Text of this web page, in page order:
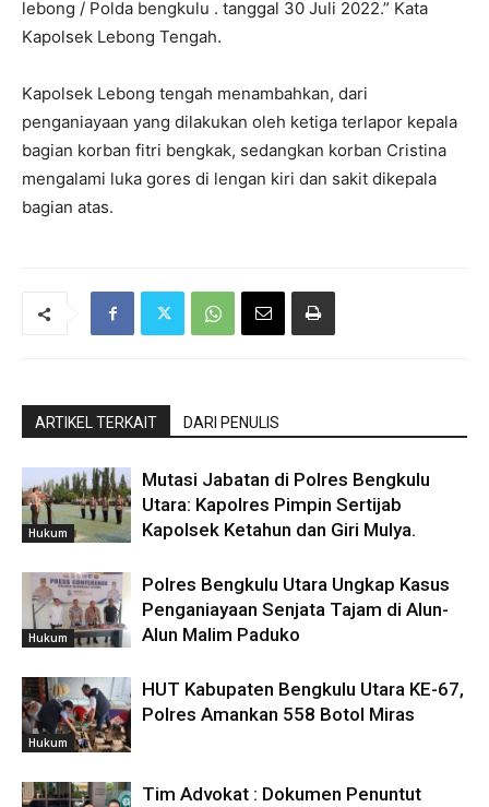
lebong / Polda bengkulu . tanggal 30 Juli 2022.” Kata
Kapolsek Lebong Tengah.
Kapolsek Lebong tengah menambahkan, dari
penganiayaan yang dilakukan oleh ketiga terlapor kepala
bagian korban fitri bengkak, sedangkan korban Cristina
mengalami luka gores di lengan kiri dan sakit dikepala
bagian atas.
ARTIKEL TERKAIT DARI PENULIS
Hukum
Mutasi Jabatan di Polres Bengkulu
Utara: Kapolres Pimpin Sertijab
Kapolsek Ketahun dan Giri Mulya.
Hukum
Polres Bengkulu Utara Ungkap Kasus
Penganiayaan Senjata Tajam di Alun-
Alun Malim Paduko
Hukum
HUT Kabupaten Bengkulu Utara KE-67,
Polres Amankan 558 Botol Miras
Tim Advokat : Dokumen Penuntut